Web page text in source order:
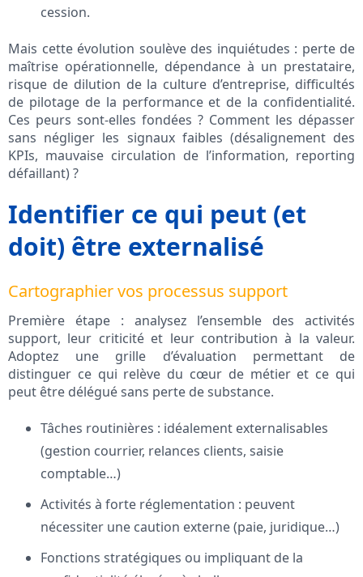
cession.
Mais cette évolution soulève des inquiétudes : perte de
maîtrise opérationnelle, dépendance à un prestataire,
risque de dilution de la culture d’entreprise, difficultés
de pilotage de la performance et de la confidentialité.
Ces peurs sont-elles fondées ? Comment les dépasser
sans négliger les signaux faibles (désalignement des
KPIs, mauvaise circulation de l’information, reporting
défaillant) ?
Identifier ce qui peut (et
doit) être externalisé
Cartographier vos processus support
Première étape : analysez l’ensemble des activités
support, leur criticité et leur contribution à la valeur.
Adoptez une grille d’évaluation permettant de
distinguer ce qui relève du cœur de métier et ce qui
peut être délégué sans perte de substance.
Tâches routinières : idéalement externalisables
(gestion courrier, relances clients, saisie
comptable…)
Activités à forte réglementation : peuvent
nécessiter une caution externe (paie, juridique…)
Fonctions stratégiques ou impliquant de la